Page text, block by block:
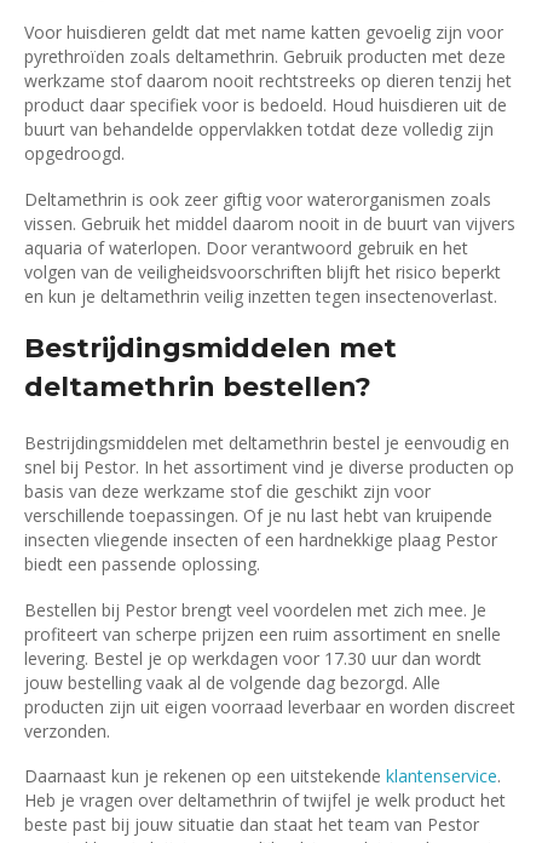
Voor huisdieren geldt dat met name katten gevoelig zijn voor
pyrethroïden zoals deltamethrin. Gebruik producten met deze
werkzame stof daarom nooit rechtstreeks op dieren tenzij het
product daar specifiek voor is bedoeld. Houd huisdieren uit de
buurt van behandelde oppervlakken totdat deze volledig zijn
opgedroogd.
Deltamethrin is ook zeer giftig voor waterorganismen zoals
vissen. Gebruik het middel daarom nooit in de buurt van vijvers
aquaria of waterlopen. Door verantwoord gebruik en het
volgen van de veiligheidsvoorschriften blijft het risico beperkt
en kun je deltamethrin veilig inzetten tegen insectenoverlast.
Bestrijdingsmiddelen met
deltamethrin bestellen?
Bestrijdingsmiddelen met deltamethrin bestel je eenvoudig en
snel bij Pestor. In het assortiment vind je diverse producten op
basis van deze werkzame stof die geschikt zijn voor
verschillende toepassingen. Of je nu last hebt van kruipende
insecten vliegende insecten of een hardnekkige plaag Pestor
biedt een passende oplossing.
Bestellen bij Pestor brengt veel voordelen met zich mee. Je
profiteert van scherpe prijzen een ruim assortiment en snelle
levering. Bestel je op werkdagen voor 17.30 uur dan wordt
jouw bestelling vaak al de volgende dag bezorgd. Alle
producten zijn uit eigen voorraad leverbaar en worden discreet
verzonden.
Daarnaast kun je rekenen op een uitstekende klantenservice.
Heb je vragen over deltamethrin of twijfel je welk product het
beste past bij jouw situatie dan staat het team van Pestor